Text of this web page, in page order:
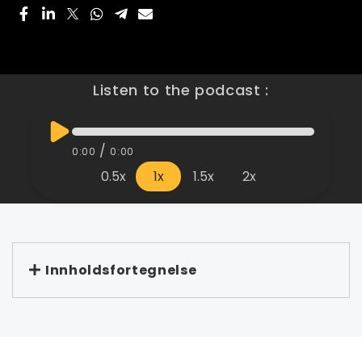
Listen to the podcast :
0:00 / 0:00
0.5x 1x 1.5x 2x
Innholdsfortegnelse